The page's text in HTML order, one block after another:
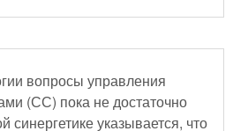
вопросы управления
(СС) пока не достаточно
синергетике указывается, что